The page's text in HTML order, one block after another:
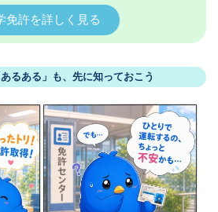
免許を詳しく見る
るある」も、先に知っておこう